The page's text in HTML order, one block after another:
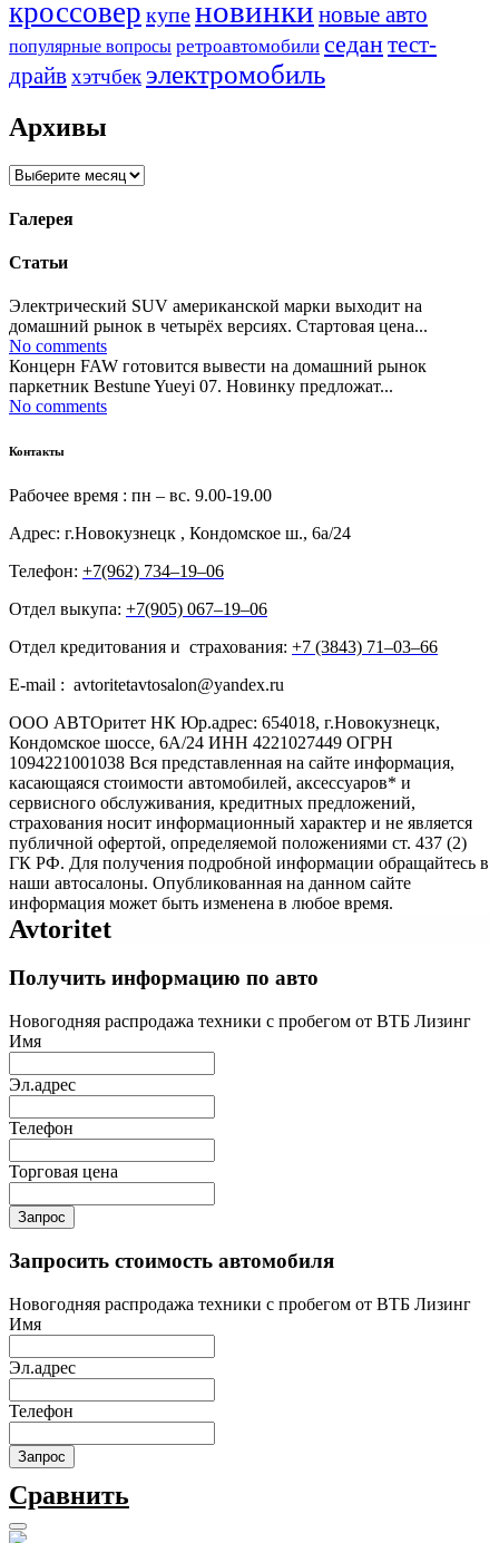
кроссовер купеновинки новые авто
популярные вопросы ретроавтомобили седантест-
драйвхэтчбек электромобиль
Архивы
Архивы
Галерея
Статьи
Электрический SUV американской марки выходит на
домашний рынок в четырёх версиях. Стартовая цена...
No comments
Концерн FAW готовится вывести на домашний рынок
паркетник Bestune Yueyi 07. Новинку предложат...
No comments
Контакты
Рабочее время : пн – вс. 9.00-19.00
Адрес: г.Новокузнецк , Кондомское ш., 6а/24
Телефон: +7(962) 734‒19‒06
Отдел выкупа: +7(905) 067‒19‒06
Отдел кредитования и страхования: +7 (3843) 71‒03‒66
E-mail : avtoritetavtosalon@yandex.ru
ООО АВТОритет НК Юр.адрес: 654018, г.Новокузнецк,
Кондомское шоссе, 6А/24 ИНН 4221027449 ОГРН
1094221001038 Вся представленная на сайте информация,
касающаяся стоимости автомобилей, аксессуаров* и
сервисного обслуживания, кредитных предложений,
страхования носит информационный характер и не является
публичной офертой, определяемой положениями ст. 437 (2)
ГК РФ. Для получения подробной информации обращайтесь в
наши автосалоны. Опубликованная на данном сайте
информация может быть изменена в любое время.
Avtoritet
Получить информацию по авто
Новогодняя распродажа техники с пробегом от ВТБ Лизинг
Имя
Эл.адрес
Телефон
Торговая цена
Запрос
Запросить стоимость автомобиля
Новогодняя распродажа техники с пробегом от ВТБ Лизинг
Имя
Эл.адрес
Телефон
Запрос
Сравнить